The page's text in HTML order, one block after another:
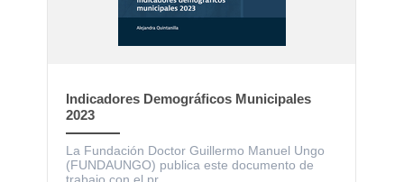
Indicadores Demográficos Municipales
2023
La Fundación Doctor Guillermo Manuel Ungo
(FUNDAUNGO) publica este documento de
trabajo con el pr...